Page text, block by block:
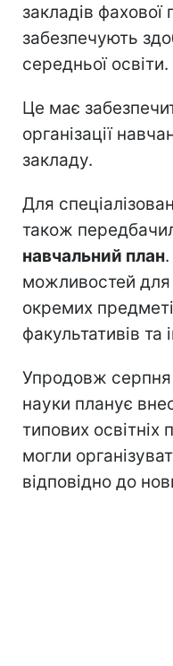
закладів фахової
забезпечують
середньої освіти.
Це має
організації
закладу.
Для
також
навчальний план
можливостей для
окремих
факультативів та
Упродовж серпня
науки планує
типових
могли
відповідно до